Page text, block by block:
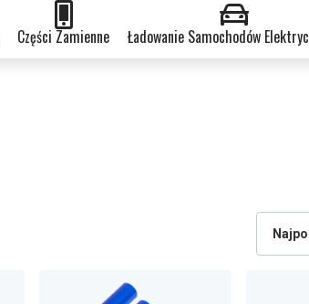
Części Zamienne Ładowanie Samochodów